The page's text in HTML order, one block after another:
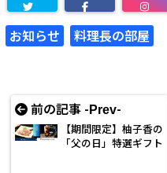
お知らせ 料理長の部屋
前の記事 - Prev-
【期間限定】柚子香の
「父の日」特選ギフト